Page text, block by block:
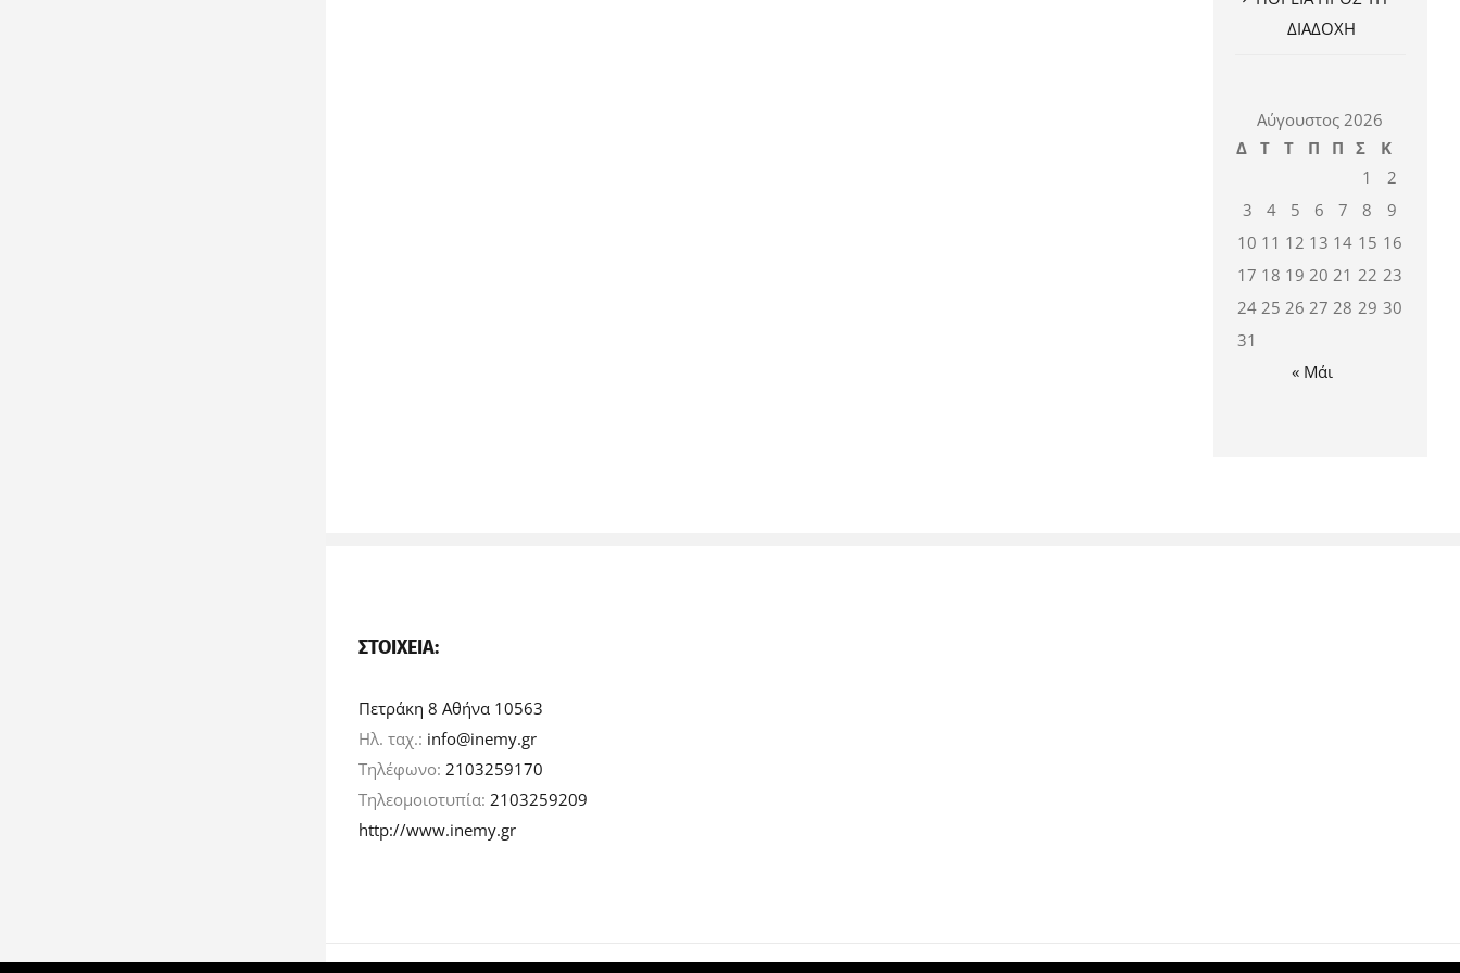
ΔΙΑΔΟΧΗ
Αύγουστος 2026
Δ
Τ Τ Π Π Σ
Κ
1
2
3
4 5 6 7 8
9
10 11 12 13 14 15 16
17 18 19 20 21 22 23
24 25 26 27 28 29 30
31
« Μάι
ΣΤΟΙΧΕΊΑ:
Πετράκη 8 Αθήνα 10563
Ηλ. ταχ.: info@inemy.gr
Τηλέφωνο: 2103259170
Τηλεομοιοτυπία: 2103259209
http://www.inemy.gr